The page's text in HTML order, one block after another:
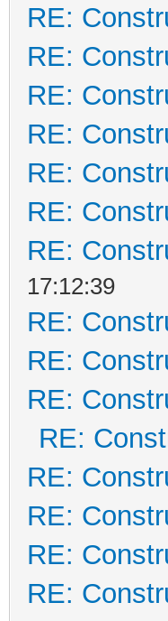
RE:
RE:
RE:
RE:
RE:
RE:
RE:
17:12:39
RE:
RE:
RE:
RE:
RE:
RE:
RE:
RE: